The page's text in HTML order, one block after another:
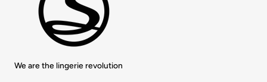
We are the lingerie revolution